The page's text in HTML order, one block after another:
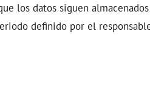
los datos siguen
definido por el